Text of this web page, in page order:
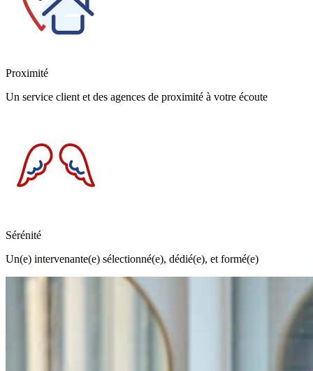
Proximité
Un service client et des agences de proximité à votre écoute
Sérénité
Un(e) intervenante(e) sélectionné(e), dédié(e), et formé(e)